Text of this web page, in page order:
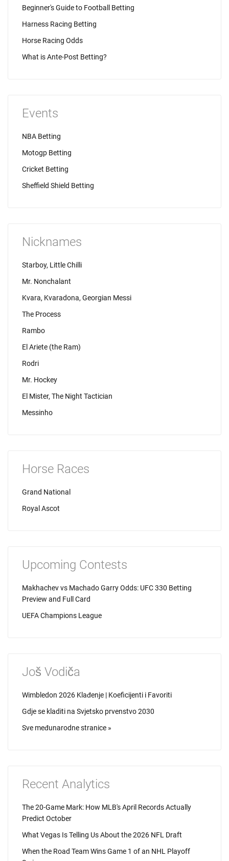
Beginner's Guide to Football Betting
Harness Racing Betting
Horse Racing Odds
What is Ante-Post Betting?
Events
NBA Betting
Motogp Betting
Cricket Betting
Sheffield Shield Betting
Nicknames
Starboy, Little Chilli
Mr. Nonchalant
Kvara, Kvaradona, Georgian Messi
The Process
Rambo
El Ariete (the Ram)
Rodri
Mr. Hockey
El Mister, The Night Tactician
Messinho
Horse Races
Grand National
Royal Ascot
Upcoming Contests
Makhachev vs Machado Garry Odds: UFC 330 Betting
Preview and Full Card
UEFA Champions League
Još Vodiča
Wimbledon 2026 Klađenje | Koeficijenti i Favoriti
Gdje se kladiti na Svjetsko prvenstvo 2030
Sve međunarodne stranice »
Recent Analytics
The 20-Game Mark: How MLB's April Records Actually
Predict October
What Vegas Is Telling Us About the 2026 NFL Draft
When the Road Team Wins Game 1 of an NHL Playoff